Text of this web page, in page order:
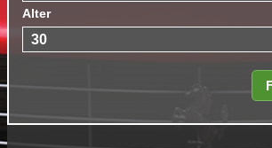
Alter